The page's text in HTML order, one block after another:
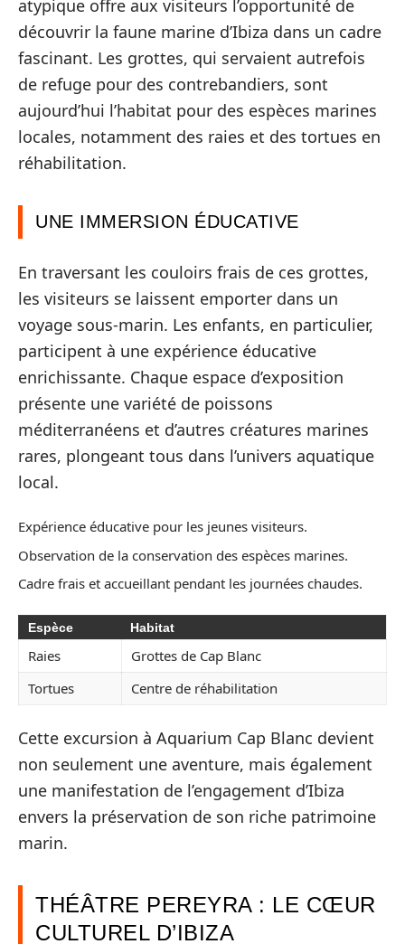
atypique offre aux visiteurs l’opportunité de
découvrir la faune marine d’Ibiza dans un cadre
fascinant. Les grottes, qui servaient autrefois
de refuge pour des contrebandiers, sont
aujourd’hui l’habitat pour des espèces marines
locales, notamment des raies et des tortues en
réhabilitation.
UNE IMMERSION ÉDUCATIVE
En traversant les couloirs frais de ces grottes,
les visiteurs se laissent emporter dans un
voyage sous-marin. Les enfants, en particulier,
participent à une expérience éducative
enrichissante. Chaque espace d’exposition
présente une variété de poissons
méditerranéens et d’autres créatures marines
rares, plongeant tous dans l’univers aquatique
local.
Expérience éducative pour les jeunes visiteurs.
Observation de la conservation des espèces marines.
Cadre frais et accueillant pendant les journées chaudes.
Espèce Habitat
Raies
Grottes de Cap Blanc
Tortues
Centre de réhabilitation
Cette excursion à Aquarium Cap Blanc devient
non seulement une aventure, mais également
une manifestation de l’engagement d’Ibiza
envers la préservation de son riche patrimoine
marin.
THÉÂTRE PEREYRA : LE CŒUR
CULTUREL D’IBIZA